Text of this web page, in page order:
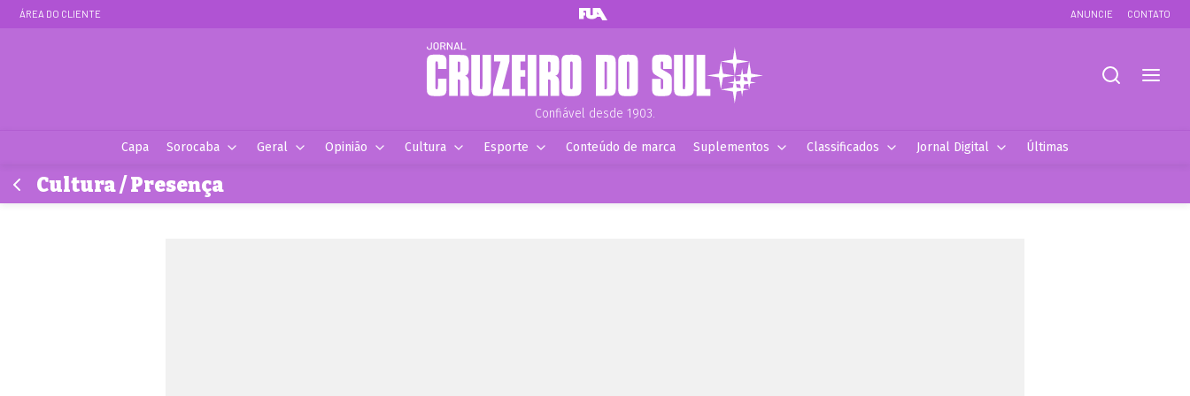
ÁREA DO CLIENTE ANUNCIE CONTATO
Confiável desde 1903.
Capa Sorocaba Geral Opinião Cultura Esporte Conteúdo de marca Suplementos Classificados Jornal Digital Últimas
Cultura / Presença